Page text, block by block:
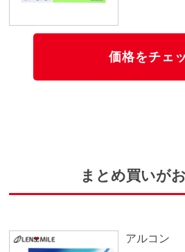
価格をチェ
まとめ買いが
アルコン